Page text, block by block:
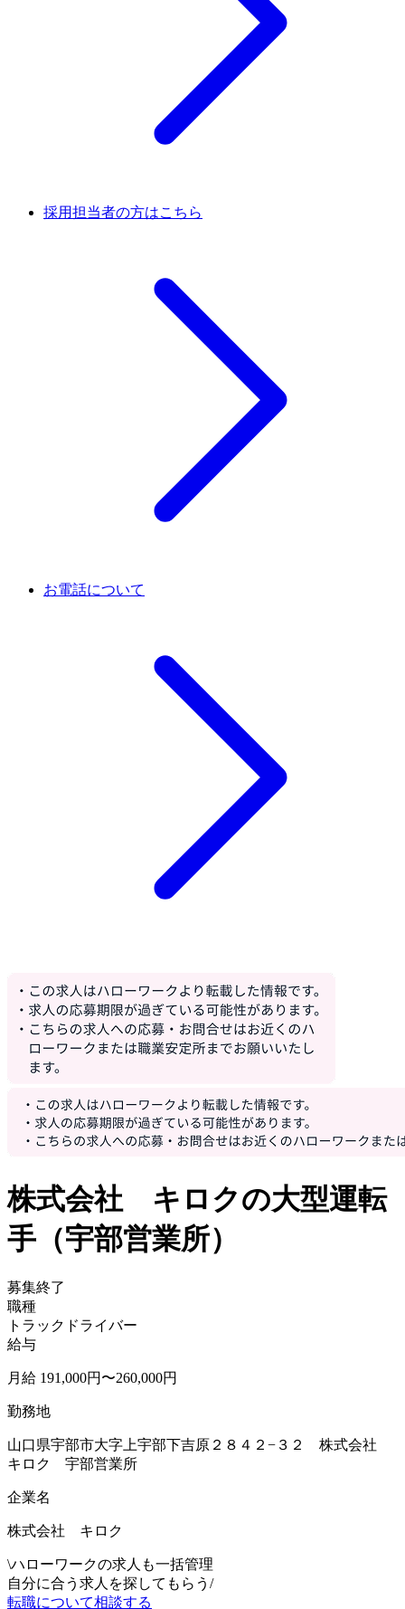
採用担当者の方はこちら
お電話について
株式会社 キロクの大型運転
手（宇部営業所）
募集終了
職種
トラックドライバー
給与
月給 191,000円〜260,000円
勤務地
山口県宇部市大字上宇部下吉原２８４２−３２ 株式会社
キロク 宇部営業所
企業名
株式会社 キロク
\ハローワークの求人も一括管理
自分に合う求人を探してもらう /
転職について相談する